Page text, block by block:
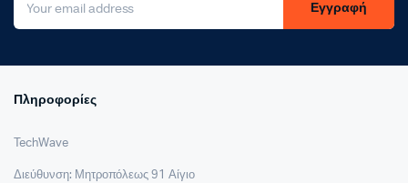
Εγγραφή
Πληροφορίες
TechWave
Διεύθυνση: Μητροπόλεως 91 Αίγιο